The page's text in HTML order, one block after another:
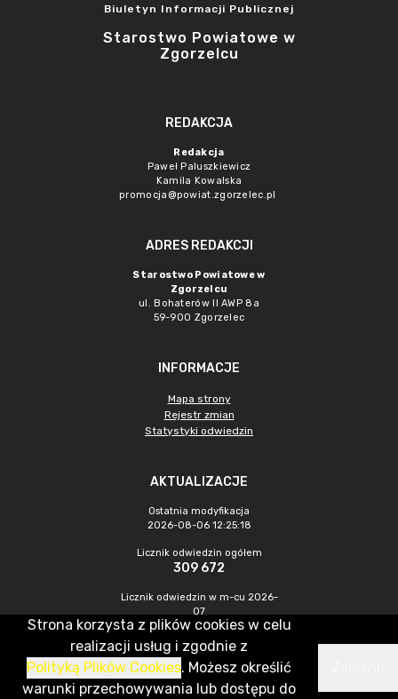
Biuletyn Informacji Publicznej
Starostwo Powiatowe w
Zgorzelcu
REDAKCJA
Redakcja
Paweł Paluszkiewicz
Kamila Kowalska
promocja@powiat.zgorzelec.pl
ADRES REDAKCJI
Starostwo Powiatowe w
Zgorzelcu
ul. Bohaterów II AWP 8a
59-900 Zgorzelec
INFORMACJE
Mapa strony
Rejestr zmian
Statystyki odwiedzin
AKTUALIZACJE
Ostatnia modyfikacja
2026-08-06 12:25:18
Licznik odwiedzin ogółem
309 672
Licznik odwiedzin w m-cu 2026-
07
370
CMS & Hosting: Nefeni Sp. z o.o.
Strona korzysta z plików cookies w celu
realizacji usług i zgodnie z
Polityką Plików Cookies. Możesz określić
warunki przechowywania lub dostępu do